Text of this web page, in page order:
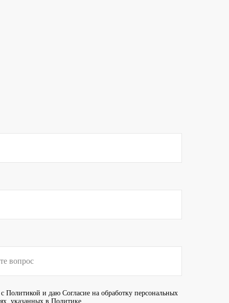
Политикой и даю Согласие на обработку персональных
указанных в Политике